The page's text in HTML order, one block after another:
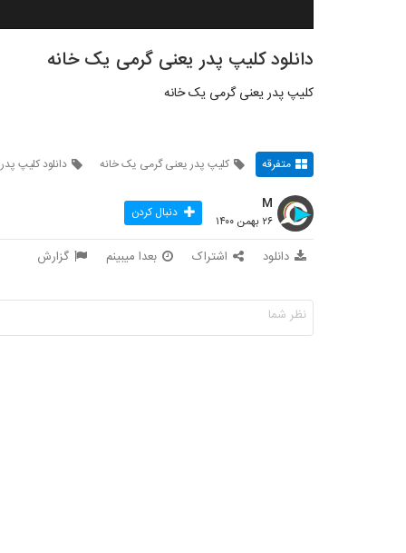
دانلود کلیپ پدر یعنی گرمی یک خانه
کلیپ پدر یعنی گرمی یک خانه
متفرقه کلیپ پدر یعنی گرمی یک خانه دانلود کلیپ
M
۲۶ بهمن ۱۴۰۰ دنبال کردن
دانلود اشتراک بعدا میبینم گزارش